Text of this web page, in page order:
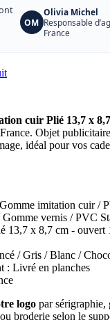
OM
Olivia Michel
Responsable
France
cuir Plié 13,7 x
Objet
idéal pour vos
imitation cuir /
vernis / PVC
13,7 x 8,7 cm - ouvert
/ Gris / Blanc /
: Livré en planches
logo par sérigraphie,
broderie selon le